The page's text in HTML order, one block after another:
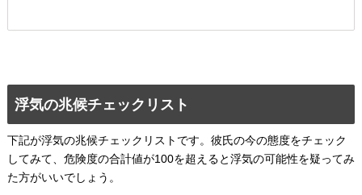
浮気の兆候チェックリスト
下記が浮気の兆候チェックリストです。彼氏の今の態度をチェック
してみて、危険度の合計値が100を超えると浮気の可能性を疑ってみ
た方がいいでしょう。